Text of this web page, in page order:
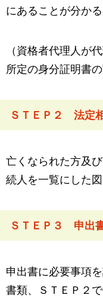
にあることが分か
（資格者代理人が
所定の身分証明書
ＳＴＥＰ２ 法定
亡くなられた方及
続人を一覧にした図
ＳＴＥＰ３ 申出
申出書に必要事項
書類、ＳＴＥＰ２